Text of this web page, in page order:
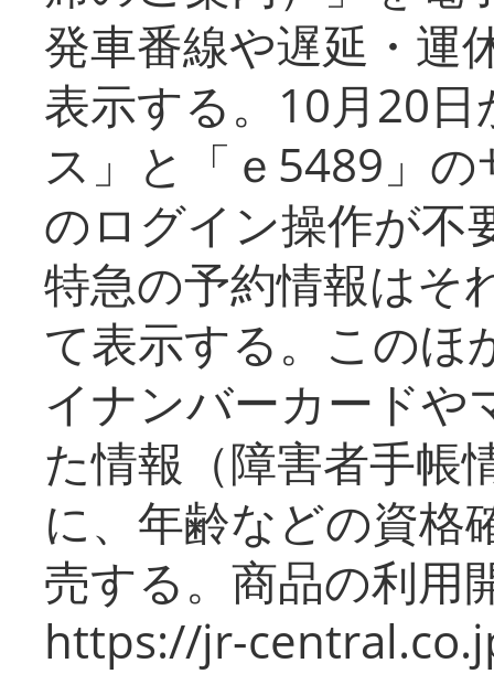
発車番線や遅延・運
表示する。10月20
ス」と「ｅ5489」
のログイン操作が不
特急の予約情報はそ
て表示する。このほ
イナンバーカードや
た情報（障害者手帳
に、年齢などの資格
売する。商品の利用
https://jr-